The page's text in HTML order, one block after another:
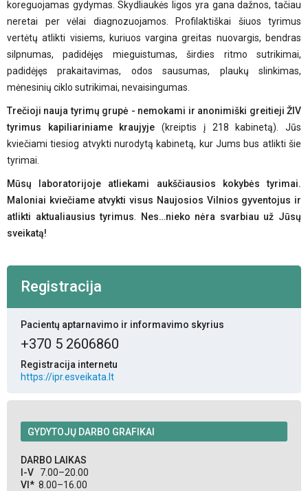
koreguojamas gydymas. Skydliaukės ligos yra gana dažnos, tačiau
neretai per vėlai diagnozuojamos. Profilaktiškai šiuos tyrimus
vertėtų atlikti visiems, kuriuos vargina greitas nuovargis, bendras
silpnumas, padidėjęs mieguistumas, širdies ritmo sutrikimai,
padidėjęs prakaitavimas, odos sausumas, plaukų slinkimas,
mėnesinių ciklo sutrikimai, nevaisingumas.
Trečioji nauja tyrimų grupė - nemokami ir anonimiški greitiejiŽIV
tyrimus kapiliariniame kraujyje (kreiptis į 218 kabinetą). Jūs
kviečiami tiesiog atvykti nurodytą kabinetą, kur Jums bus atlikti šie
tyrimai.
Mūsų laboratorijoje atliekami aukščiausios kokybės tyrimai.
Maloniai kviečiame atvykti visus Naujosios Vilnios gyventojus ir
atlikti aktualiausius tyrimus
Nes…nieko nėra svarbiau už Jūsų
sveikatą!
Registracija
Pacientų aptarnavimo ir informavimo skyrius
+370 5 2606860
Registracija internetu
https://ipr.esveikata.lt
GYDYTOJŲ DARBO GRAFIKAI
DARBO LAIKAS
I-V 7.00–20.00
VI* 8.00–16.00